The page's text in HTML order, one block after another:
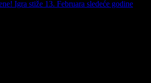
Igra stiže 13. Februara sledeće godine